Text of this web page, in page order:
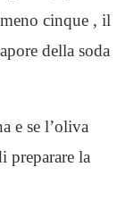
cinque , il
della soda
e se l’oliva
preparare la